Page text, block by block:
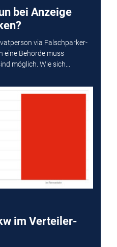
bei Anzeige
via Falschparker-
eine Behörde muss
möglich. Wie sich...
im Verteiler-